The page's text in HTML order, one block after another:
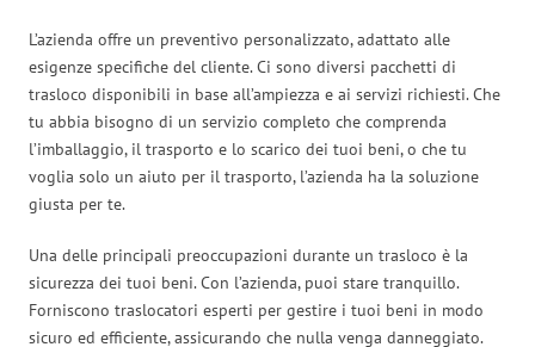
L’azienda offre un preventivo personalizzato, adattato alle
esigenze specifiche del cliente. Ci sono diversi pacchetti di
trasloco disponibili in base all’ampiezza e ai servizi richiesti. Che
tu abbia bisogno di un servizio completo che comprenda
l’imballaggio, il trasporto e lo scarico dei tuoi beni, o che tu
voglia solo un aiuto per il trasporto, l’azienda ha la soluzione
giusta per te.
Una delle principali preoccupazioni durante un trasloco è la
sicurezza dei tuoi beni. Con l’azienda, puoi stare tranquillo.
Forniscono traslocatori esperti per gestire i tuoi beni in modo
sicuro ed efficiente, assicurando che nulla venga danneggiato.